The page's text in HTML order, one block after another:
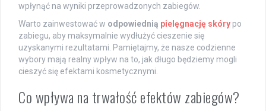
wpłynąć na wyniki przeprowadzonych zabiegów.
Warto zainwestować w odpowiednią pielęgnację skóry po
zabiegu, aby maksymalnie wydłużyć cieszenie się
uzyskanymi rezultatami. Pamiętajmy, że nasze codzienne
wybory mają realny wpływ na to, jak długo będziemy mogli
cieszyć się efektami kosmetycznymi.
Co wpływa na trwałość efektów zabiegów?